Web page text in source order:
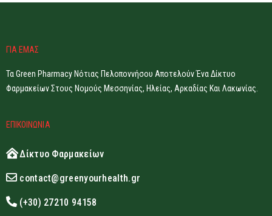
ΓΙΑ ΕΜΑΣ
Τα Green Pharmacy Νότιας Πελοποννήσου Αποτελούν Ένα Δίκτυο
Φαρμακείων Στους Νομούς Μεσσηνίας, Ηλείας, Αρκαδίας Και Λακωνίας.
ΕΠΙΚΟΙΝΩΝΙΑ
Δίκτυο Φαρμακείων
contact@greenyourhealth.gr
(+30) 27210 94158